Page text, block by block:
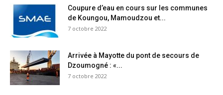
Coupure d’eau en cours sur les communes
de Koungou, Mamoudzou et...
7 octobre 2022
Arrivée à Mayotte du pont de secours de
Dzoumogné : «...
7 octobre 2022